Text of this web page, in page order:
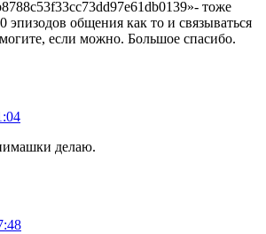
тоже
эпизодов общения как то и связываться
если можно. Большое спасибо.
делаю.